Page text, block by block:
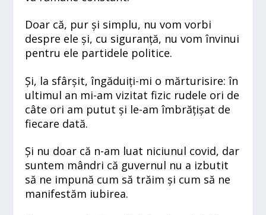
Doar că, pur și simplu, nu vom vorbi
despre ele și, cu siguranță, nu vom învinui
pentru ele partidele politice.
Și, la sfârșit, îngăduiți-mi o mărturisire: în
ultimul an mi-am vizitat fizic rudele ori de
câte ori am putut și le-am îmbrățișat de
fiecare dată.
Și nu doar că n-am luat niciunul covid, dar
suntem mândri că guvernul nu a izbutit
să ne impună cum să trăim și cum să ne
manifestăm iubirea.